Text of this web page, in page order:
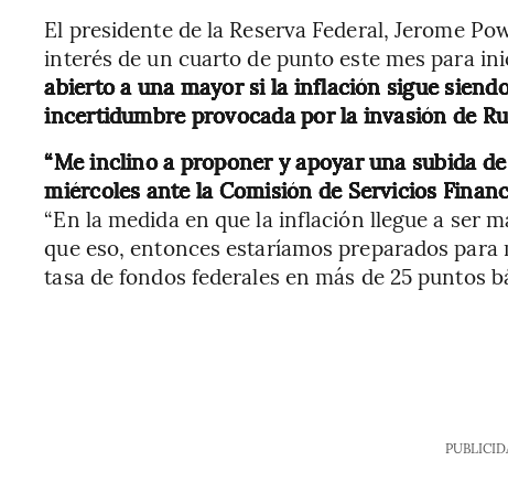
El presidente de la Reserva Federal, Jerome
interés de un cuarto de punto este mes para
abierto a una mayor si la inflación sigue
incertidumbre provocada por la invasión de
“Me inclino a proponer y apoyar una subida
miércoles ante la Comisión de Servicios
“En la medida en que la inflación llegue a ser
que eso, entonces estaríamos preparados
tasa de fondos federales en más de 25 puntos